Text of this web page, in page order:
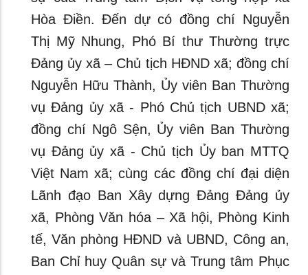
Hòa Điền. Đến dự có đồng chí Nguyễn
Thị Mỹ Nhung, Phó Bí thư Thường trực
Đảng ủy xã – Chủ tịch HĐND xã; đồng chí
Nguyễn Hữu Thành, Ủy viên Ban Thường
vụ Đảng ủy xã - Phó Chủ tịch UBND xã;
đồng chí Ngô Sện, Ủy viên Ban Thường
vụ Đảng ủy xã - Chủ tịch Ủy ban MTTQ
Việt Nam xã; cùng các đồng chí đại diện
Lãnh đạo Ban Xây dựng Đảng Đảng ủy
xã, Phòng Văn hóa – Xã hội, Phòng Kinh
tế, Văn phòng HĐND và UBND, Công an,
Ban Chỉ huy Quân sự và Trung tâm Phục